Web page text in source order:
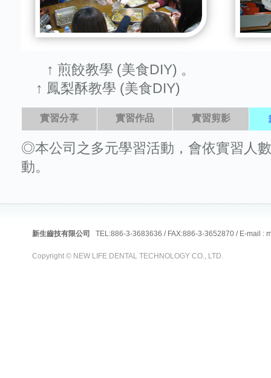
↑ 煎餃教學 (美
↑ 鳳梨酥教學 (美食DIY)
實習分享 實習作品 實習剪影
◎本公司之多元學習活動，會依實習人
動
新生齒技有限公司 TEL:886-3-3683636 / FAX:886-3-3652870 / E-mail :
Copyright © NEW LIFE DENTAL TECHNOLOGY CO., LTD.